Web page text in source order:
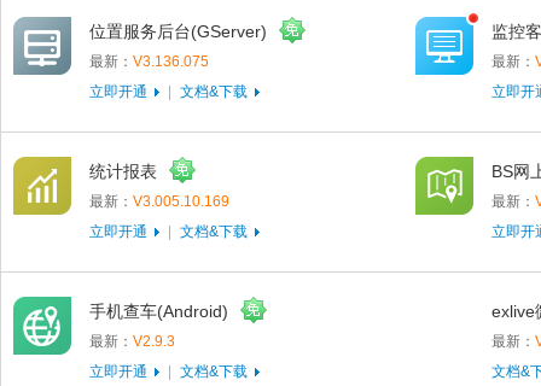
位置服务后台(GServer)
最新： V3.136.075
立即开通
文档&下载
监控
最新：
立即开
统计报表
最新： V3.005.10.169
立即开通
文档&下载
BS网
最新：
立即开
手机查车(Android)
最新： V2.9.3
立即开通
文档&下载
exlive
最新：
文档&